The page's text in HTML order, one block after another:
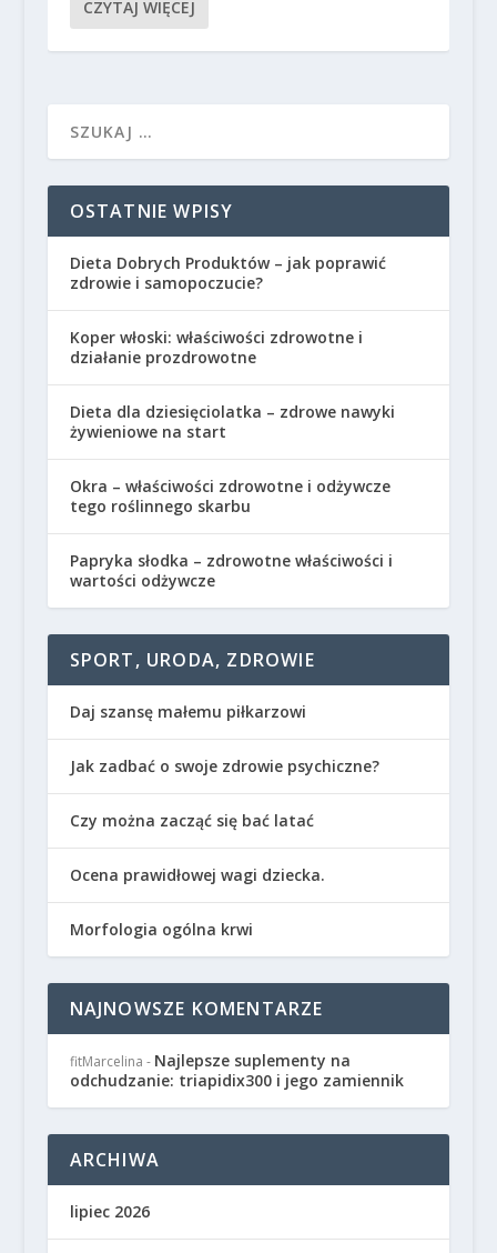
CZYTAJ WIĘCEJ
OSTATNIE WPISY
Dieta Dobrych Produktów – jak poprawić
zdrowie i samopoczucie?
Koper włoski: właściwości zdrowotne i
działanie prozdrowotne
Dieta dla dziesięciolatka – zdrowe nawyki
żywieniowe na start
Okra – właściwości zdrowotne i odżywcze
tego roślinnego skarbu
Papryka słodka – zdrowotne właściwości i
wartości odżywcze
SPORT, URODA, ZDROWIE
Daj szansę małemu piłkarzowi
Jak zadbać o swoje zdrowie psychiczne?
Czy można zacząć się bać latać
Ocena prawidłowej wagi dziecka.
Morfologia ogólna krwi
NAJNOWSZE KOMENTARZE
fitMarcelina - Najlepsze suplementy na
odchudzanie: triapidix300 i jego zamiennik
ARCHIWA
lipiec 2026